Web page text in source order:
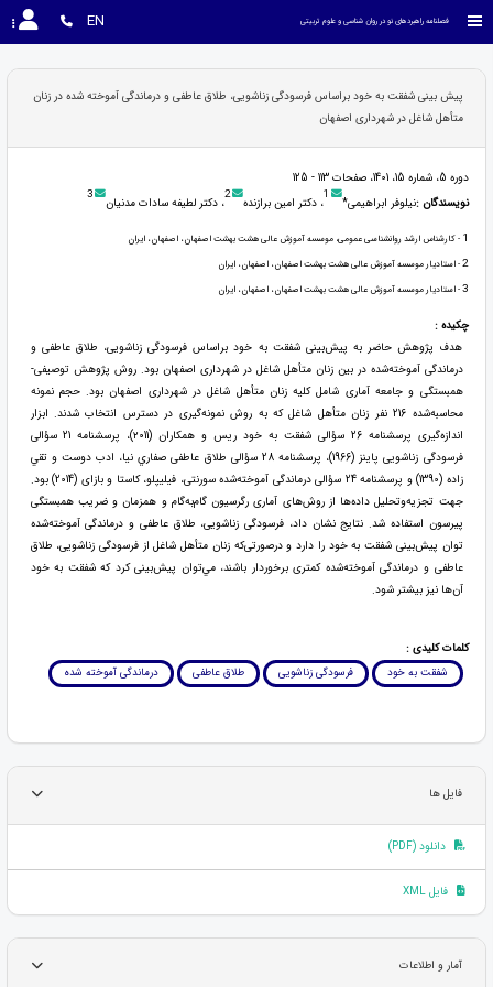
فصلنامه راهبردهای نو در روان شناسی و علوم تربیتی EN
پیش بینی شفقت به خود براساس فرسودگی زناشویی، طلاق عاطفی و درماندگی آموخته شده در زنان
متأهل شاغل در شهرداری اصفهان
دوره 5، شماره 15، 1401، صفحات 113 - 125
نویسندگان :نیلوفر ابراهیمی* 1، دکتر امین برازنده 2، دکتر لطیفه سادات مدنیان 3
1 - کارشناس ارشد روانشناسی عمومی، موسسه آموزش عالی هشت بهشت اصفهان ، اصفهان ، ایران
2- استادیار موسسه آموزش عالی هشت بهشت اصفهان ، اصفهان ، ایران
3- استادیار موسسه آموزش عالی هشت بهشت اصفهان ، اصفهان ، ایران
چکیده :
هدف پژوهش حاضر به پیش‌بینی شفقت به خود براساس فرسودگی زناشویی، طلاق عاطفی و
درماندگی آموخته‌شده در بین زنان متأهل شاغل در شهرداری اصفهان بود. روش پژوهش توصیفی-
همبستگی و جامعه آماری شامل کلیه زنان متأهل شاغل در شهرداری اصفهان بود. حجم نمونه
محاسبه‌شده 216 نفر زنان متأهل شاغل که به روش نمونه‌گیری در دسترس انتخاب شدند. ابزار
اندازه‌گیری پرسشنامه 26 سؤالی شفقت به خود ریس و همکاران (۲۰11)، پرسشنامه 21 سؤالی
فرسودگی زناشویی پاینز (1966)، پرسشنامه 28 سؤالی طلاق عاطفی صفاري نيا، ادب دوست و تقي
زاده (1390) و پرسشنامه 24 سؤالی درماندگی آموخته‌شده سورنتی، فیلیپلو، کاستا و بازای (2014) بود.
جهت تجزیه‌وتحلیل داده‌‌ها از روش‌های آماری رگرسیون گام‌به‌گام و همزمان و ضریب همبستگی
پیرسون استفاده شد. نتایج نشان داد، فرسودگی زناشویی، طلاق عاطفی و درماندگی آموخته‌شده
توان پیش‌بینی شفقت به خود را دارد و درصورتی‌که زنان متأهل شاغل از فرسودگی زناشویی، طلاق
عاطفی و درماندگی آموخته‌شده کمتری برخوردار باشند، مي‌توان پیش‌بینی کرد که شفقت به خود
آن‌ها نیز بیشتر شود.
کلمات کلیدی :
شفقت به خود
فرسودگی زناشویی طلاق عاطفی درماندگی آموخته شده
فایل ها
دانلود (PDF)
فایل XML
آمار و اطلاعات